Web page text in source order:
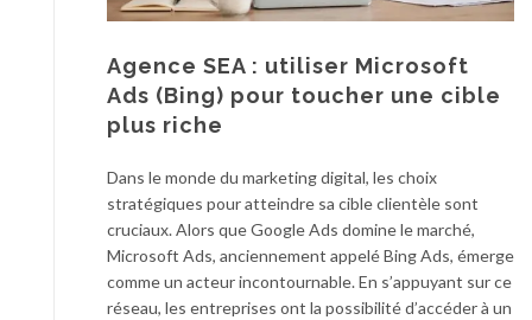
Agence SEA : utiliser Microsoft
Ads (Bing) pour toucher une cible
plus riche
Dans le monde du marketing digital, les choix
stratégiques pour atteindre sa cible clientèle sont
cruciaux. Alors que Google Ads domine le marché,
Microsoft Ads, anciennement appelé Bing Ads, émerge
comme un acteur incontournable. En s’appuyant sur ce
réseau, les entreprises ont la possibilité d’accéder à un